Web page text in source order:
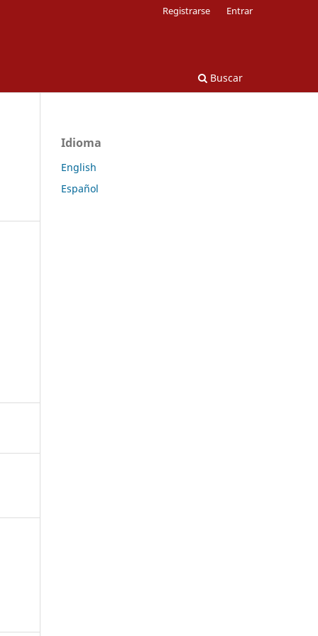
Buscar
Registrarse Entrar
Idioma
English
Español